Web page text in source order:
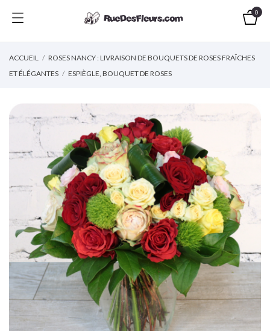
0
ACCUEIL
ROSES NANCY : LIVRAISON DE BOUQUETS DE ROSES FRAÎCHES
ET ÉLÉGANTES
ESPIÈGLE, BOUQUET DE ROSES